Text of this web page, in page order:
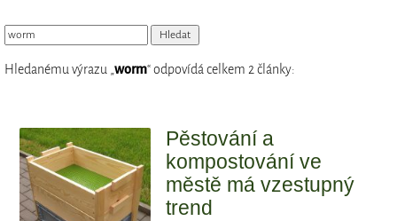
Hledanému výrazu „worm“ odpovídá celkem 2 články:
Pěstování a
kompostování ve
městě má vzestupný
trend